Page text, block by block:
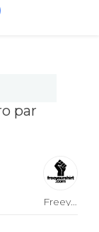
par
Freeyourshirt.com